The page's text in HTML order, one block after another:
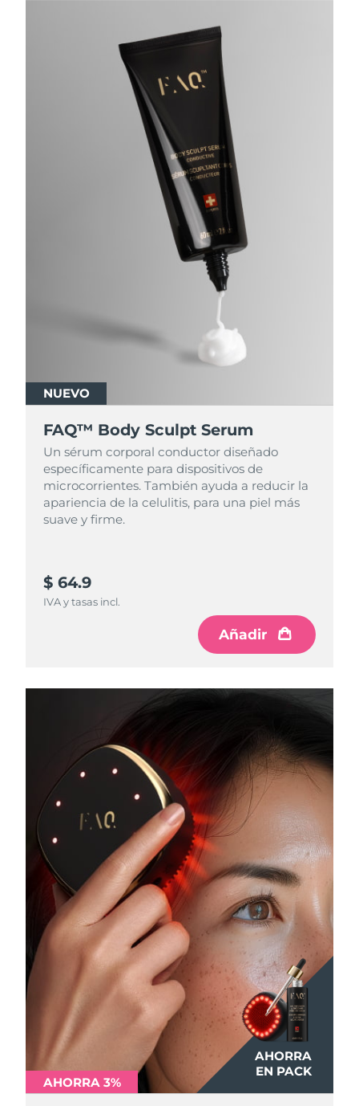
NUEVO
FAQ™ Body Sculpt Serum
Un sérum corporal conductor diseñado
específicamente para dispositivos de
microcorrientes. También ayuda a reducir la
apariencia de la celulitis, para una piel más
suave y firme.
$ 64.9
IVA y tasas incl.
Añadir
AHORRA
EN PACK
AHORRA 3%